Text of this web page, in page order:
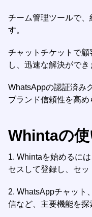
チーム管理ツールで、
す。
チャットチケットで
し、迅速な解決ができ
WhatsAppの認証済み
ブランド信頼性を高め
Whintaの
1. Whintaを始めるに
セスして登録し、セッ
2. WhatsAppチャット
信など、主要機能を探